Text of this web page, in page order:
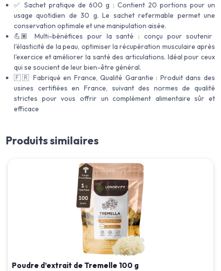
✅ Sachet pratique de 600 g : Contient 20 portions pour un
usage quotidien de 30 g. Le sachet refermable permet une
conservation optimale et une manipulation aisée.
💪🏽 Multi-bénéfices pour la santé : conçu pour soutenir
l'élasticité de la peau, optimiser la récupération musculaire après
l'exercice et améliorer la santé des articulations. Idéal pour ceux
qui se soucient de leur bien-être général.
🇫🇷 Fabriqué en France, Qualité Garantie : Produit dans des
usines certifiées en France, suivant des normes de qualité
strictes pour vous offrir un complément alimentaire sûr et
efficace
Produits similaires
Poudre d’extrait de Tremelle 100 g